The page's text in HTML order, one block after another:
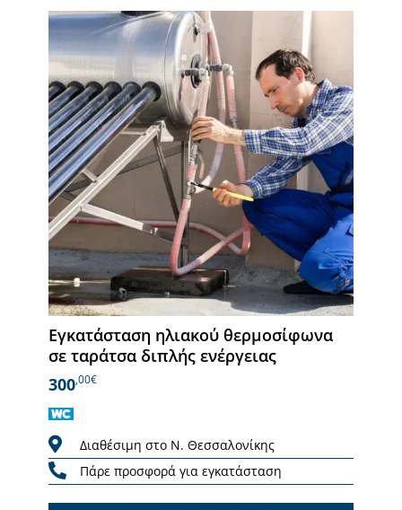
Εγκατάσταση ηλιακού θερμοσίφωνα
σε ταράτσα διπλής ενέργειας
300,00€
Διαθέσιμη στο Ν. Θεσσαλονίκης
Πάρε προσφορά για εγκατάσταση